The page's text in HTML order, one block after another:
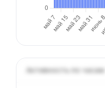
Активность по часам